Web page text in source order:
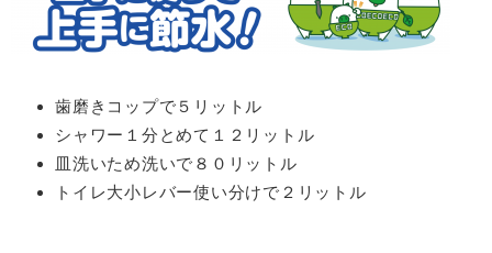
歯磨きコップで５リットル
シャワー１分とめて１２リットル
皿洗いため洗いで８０リットル
トイレ大小レバー使い分けで２リットル